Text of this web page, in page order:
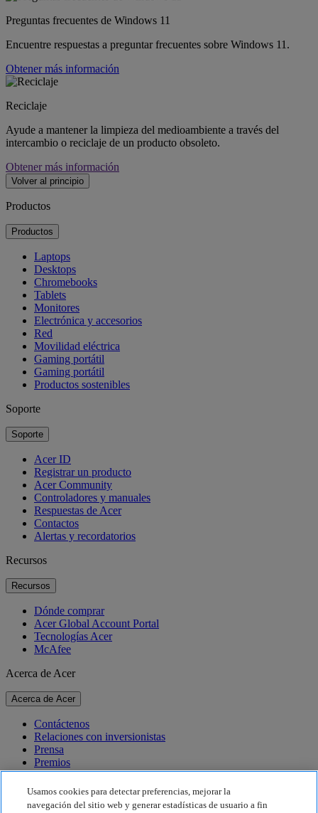
Preguntas frecuentes de Windows 11
Encuentre respuestas a preguntar frecuentes sobre Windows 11.
Obtener más información
Reciclaje
Ayude a mantener la limpieza del medioambiente a través del
intercambio o reciclaje de un producto obsoleto.
Obtener más información
Volver al principio
Productos
Productos
Laptops
Desktops
Chromebooks
Tablets
Monitores
Electrónica y accesorios
Red
Movilidad eléctrica
Gaming portátil
Gaming portátil
Productos sostenibles
Soporte
Soporte
Acer ID
Registrar un producto
Acer Community
Controladores y manuales
Respuestas de Acer
Contactos
Alertas y recordatorios
Recursos
Recursos
Dónde comprar
Acer Global Account Portal
Tecnologías Acer
McAfee
Acerca de Acer
Acerca de Acer
Contáctenos
Relaciones con inversionistas
Prensa
Premios
Eventos
Sostenibilidad
Usamos cookies para detectar preferencias, mejorar la
navegación del sitio web y generar estadísticas de usuario a fin